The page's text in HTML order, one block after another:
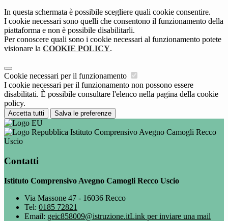
In questa schermata è possibile scegliere quali cookie consentire.
I cookie necessari sono quelli che consentono il funzionamento della
piattaforma e non è possibile disabilitarli.
Per conoscere quali sono i cookie necessari al funzionamento potete
visionare la COOKIE POLICY.
Cookie necessari per il funzionamento
I cookie necessari per il funzionamento non possono essere
disabilitati. È possibile consultare l'elenco nella pagina della cookie
policy.
Accetta tutti Salva le preferenze
Istituto Comprensivo Avegno Camogli Recco
Uscio
Contatti
Istituto Comprensivo Avegno Camogli Recco Uscio
Via Massone 47 - 16036 Recco
Tel: 0185 72821
Email: geic858009@istruzione.itLink per inviare una mail